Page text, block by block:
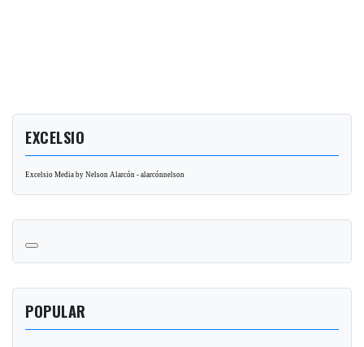
EXCELSIO
Excelsio Media by Nelson Alarcón - alarcónnelson
POPULAR